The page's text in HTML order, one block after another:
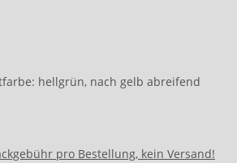
hellgrün, nach gelb abreifend
pro Bestellung, kein Versand!